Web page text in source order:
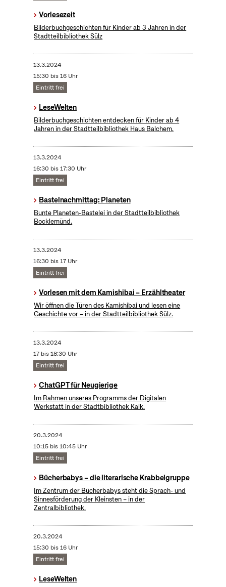
Vorlesezeit
Bilderbuchgeschichten für Kinder ab 3 Jahren in der
Stadtteilbibliothek Sülz
13.3.2024
15:30 bis 16 Uhr
Eintritt frei
LeseWelten
Bilderbuchgeschichten entdecken für Kinder ab 4
Jahren in der Stadtteilbibliothek Haus Balchem.
13.3.2024
16:30 bis 17:30 Uhr
Eintritt frei
Bastelnachmittag: Planeten
Bunte Planeten-Bastelei in der Stadtteilbibliothek
Bocklemünd.
13.3.2024
16:30 bis 17 Uhr
Eintritt frei
Vorlesen mit dem Kamishibai – Erzähltheater
Wir öffnen die Türen des Kamishibai und lesen eine
Geschichte vor – in der Stadtteilbibliothek Sülz.
13.3.2024
17 bis 18:30 Uhr
Eintritt frei
ChatGPT für Neugierige
Im Rahmen unseres Programms der Digitalen
Werkstatt in der Stadtbibliothek Kalk.
20.3.2024
10:15 bis 10:45 Uhr
Eintritt frei
Bücherbabys – die literarische Krabbelgruppe
Im Zentrum der Bücherbabys steht die Sprach- und
Sinnesförderung der Kleinsten – in der
Zentralbibliothek.
20.3.2024
15:30 bis 16 Uhr
Eintritt frei
LeseWelten